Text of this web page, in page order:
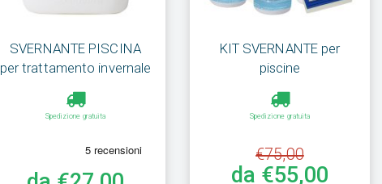
SVERNANTE PISCINA
per trattamento invernale
Spedizione gratuita
KIT SVERNANTE per
piscine
Spedizione gratuita
€75,00
da €55,00